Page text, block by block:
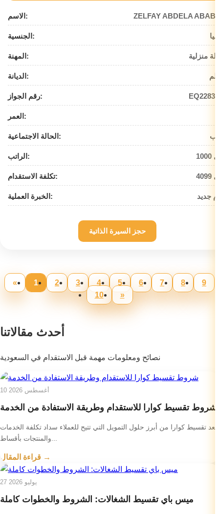
الاسم: ZELFAY ABDELA
الجنسية:
المهنة: منزلية
الديانة:
رقم الجواز:
العمر:
الحالة الاجتماعية:
الراتب:
تكلفة الاستقدام:
الخبرة العملية: جديد
حجز السيرة الذاتية
« 1 2 3 4 5 6 7 8
9
10
»
أحدث مقالاتنا
نصائح ومعلومات مهمة قبل الاستقدام في السعودية
10 أغسطس 2026
شروط تقسيط كوارا للاستقدام وطريقة الاستفادة من الخدمة
يعد تقسيط كوارا من أبرز حلول التمويل التي تتيح للعملاء سداد تكلفة الخدمات
قراءة المقال →
27 يوليو 2026
ميس باي تقسيط الشغالات: الشروط والخطوات كاملة